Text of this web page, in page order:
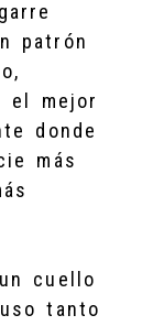
patrón
el mejor
donde
más
cuello
tanto